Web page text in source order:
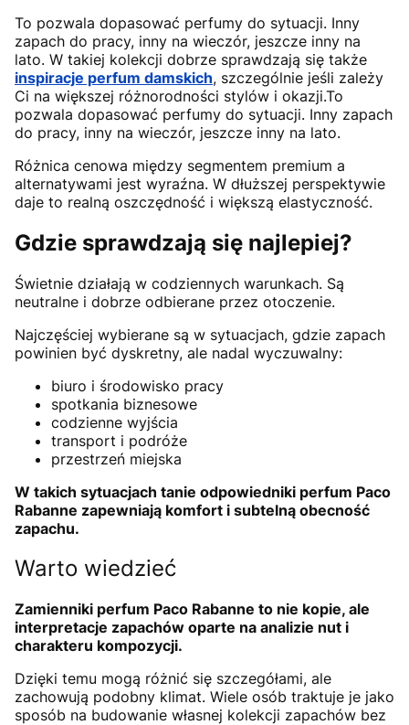
To pozwala dopasować perfumy do sytuacji. Inny
zapach do pracy, inny na wieczór, jeszcze inny na
lato. W takiej kolekcji dobrze sprawdzają się także
inspiracje perfum damskich, szczególnie jeśli zależy
Ci na większej różnorodności stylów i okazji.To
pozwala dopasować perfumy do sytuacji. Inny zapach
do pracy, inny na wieczór, jeszcze inny na lato.
Różnica cenowa między segmentem premium a
alternatywami jest wyraźna. W dłuższej perspektywie
daje to realną oszczędność i większą elastyczność.
Gdzie sprawdzają się najlepiej?
Świetnie działają w codziennych warunkach. Są
neutralne i dobrze odbierane przez otoczenie.
Najczęściej wybierane są w sytuacjach, gdzie zapach
powinien być dyskretny, ale nadal wyczuwalny:
biuro i środowisko pracy
spotkania biznesowe
codzienne wyjścia
transport i podróże
przestrzeń miejska
W takich sytuacjach tanie odpowiedniki perfum Paco
Rabanne zapewniają komfort i subtelną obecność
zapachu.
Warto wiedzieć
Zamienniki perfum Paco Rabanne to nie kopie, ale
interpretacje zapachów oparte na analizie nut i
charakteru kompozycji.
Dzięki temu mogą różnić się szczegółami, ale
zachowują podobny klimat. Wiele osób traktuje je jako
sposób na budowanie własnej kolekcji zapachów bez